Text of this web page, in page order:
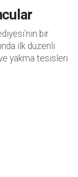
bir
ilk düzenli
yakma tesisleri